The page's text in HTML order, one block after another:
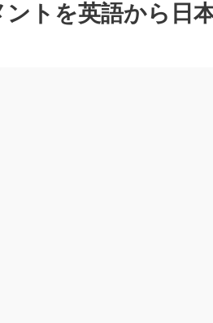
トを英語から日